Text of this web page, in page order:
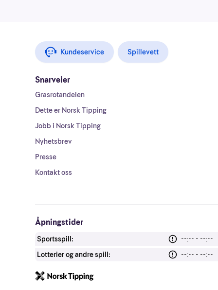
Kundeservice Spillevett
Snarveier
Grasrotandelen
Dette er Norsk Tipping
Jobb i Norsk Tipping
Nyhetsbrev
Presse
Kontakt oss
Åpningstider
Sportsspill:
--:-- - --:--
Lotterier og andre spill:
--:-- - --:--